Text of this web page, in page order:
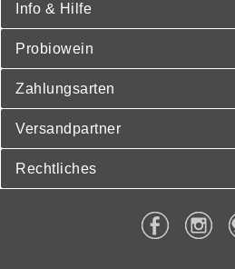
Info & Hilfe
Probiowein
Zahlungsarten
Versandpartner
Rechtliches